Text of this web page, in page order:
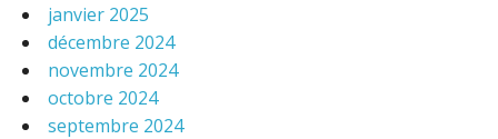
janvier 2025
décembre 2024
novembre 2024
octobre 2024
septembre 2024